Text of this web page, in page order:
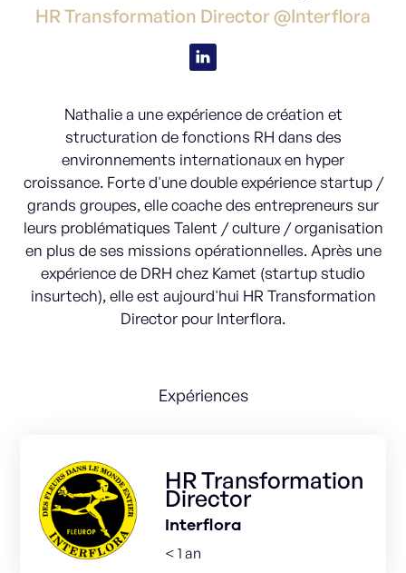
HR Transformation Director @Interflora
Nathalie a une expérience de création et
structuration de fonctions RH dans des
environnements internationaux en hyper
croissance. Forte d'une double expérience startup /
grands groupes, elle coache des entrepreneurs sur
leurs problématiques Talent / culture / organisation
en plus de ses missions opérationnelles. Après une
expérience de DRH chez Kamet (startup studio
insurtech), elle est aujourd'hui HR Transformation
Director pour Interflora.
Expériences
HR Transformation
Director
Interflora
< 1 an